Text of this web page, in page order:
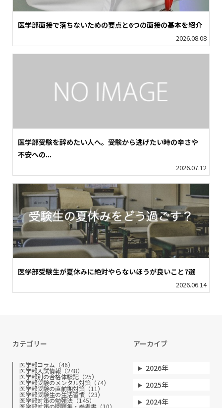
医学部面接で落ちないための要点と6つの面接の基本を紹介
2026.08.08
医学部受験を辞めたい人へ。受験から逃げたい時の辛さや
不安への...
2026.07.12
医学部受験生が夏休みに絶対やらないほうが良いこと7選
2026.06.14
カテゴリー
医学部コラム（46）
医学部入試情報（248）
医学部別の合格体験記（25）
医学部受験のメンタル対策（74）
医学部受験の直前期対策（11）
医学部受験生の生活習慣（23）
医学部対策の勉強法（145）
アーカイブ
2026年
2025年
2024年